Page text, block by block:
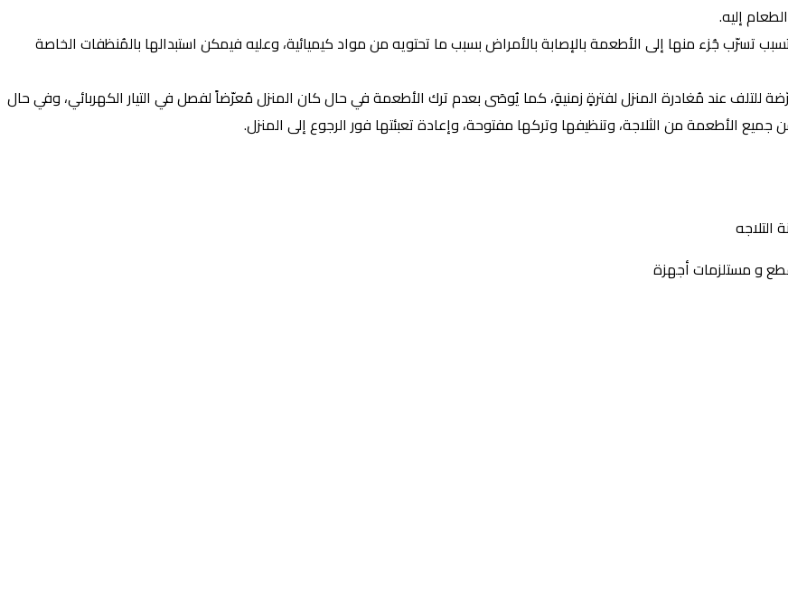
تسرّب جُزء منها إلى الأطعمة بالإصابة بالأمراض بسبب ما تحتويه من مواد كيميائية، وعليه فيمكن استبدالها بالمُنظفات الخاصة
للتلف عند مُغادرة المنزل لفترةٍ زمنيةٍ، كما يُوصَى بعدم ترك الأطعمة في حال كان المنزل مُعرّضاً لفصل في التيار الكهربائي، وفي حال
الأطعمة من الثلاجة، وتنظيفها وتركها مفتوحة، وإعادة تعبئتها فور الرجوع إلى المنزل.
التلاجه
و مستلزمات أجهزة